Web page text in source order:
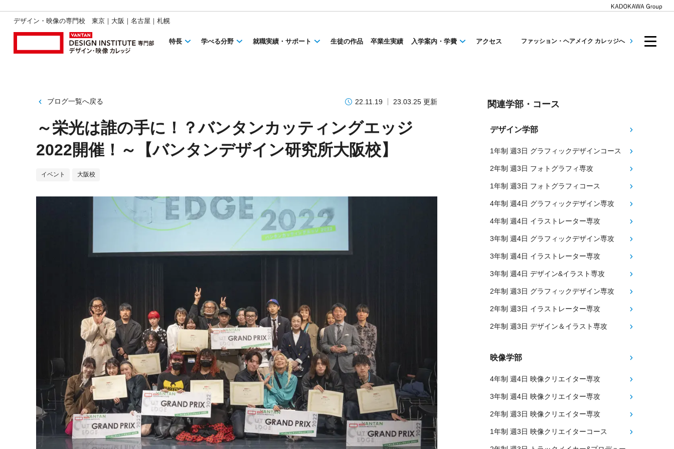
デザイン・映像の専門校 東京｜大阪｜名古屋｜札幌
特長 学べる分野 就職実績・サポート 生徒の作品 卒業生実績 入学案内・学費 アクセス ファッション・ヘアメイク カレッジへ
ブログ一覧へ戻る 22.11.19 23.03.25 更新
～栄光は誰の手に！？バンタンカッティングエッジ
2022開催！～【バンタンデザイン研究所大阪校】
イベント 大阪校
関連学部・コース
デザイン学部
1年制 週3日 グラフィックデザインコース
2年制 週3日 フォトグラフィ専攻
1年制 週3日 フォトグラフィコース
4年制 週4日 グラフィックデザイン専攻
4年制 週4日 イラストレーター専攻
3年制 週4日 グラフィックデザイン専攻
3年制 週4日 イラストレーター専攻
3年制 週4日 デザイン&イラスト専攻
2年制 週3日 グラフィックデザイン専攻
2年制 週3日 イラストレーター専攻
2年制 週3日 デザイン＆イラスト専攻
映像学部
4年制 週4日 映像クリエイター専攻
3年制 週4日 映像クリエイター専攻
2年制 週3日 映像クリエイター専攻
1年制 週3日 映像クリエイターコース